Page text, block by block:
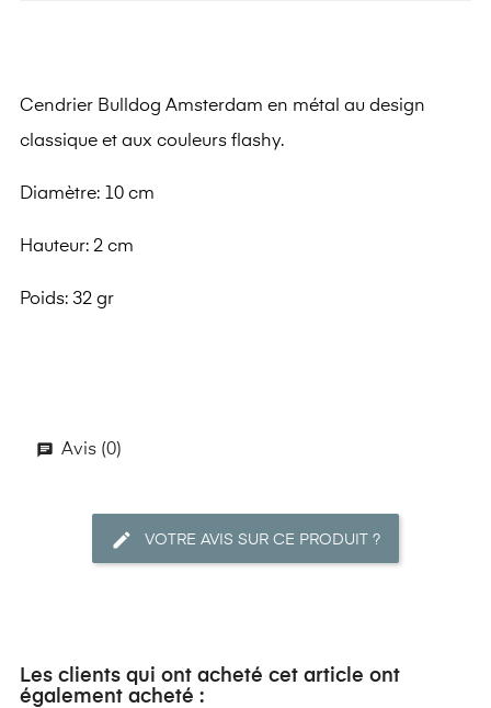
Cendrier Bulldog Amsterdam en métal au design
classique et aux couleurs flashy.
Diamètre: 10 cm
Hauteur: 2 cm
Poids: 32 gr
Avis (0)
VOTRE AVIS SUR CE PRODUIT ?
Les clients qui ont acheté cet article ont
également acheté :